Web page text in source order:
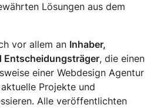
Lösungen aus dem
vor allem an Inhaber,
Entscheidungsträger, die einen
einer Webdesign Agentur
Projekte und
Alle veröffentlichten